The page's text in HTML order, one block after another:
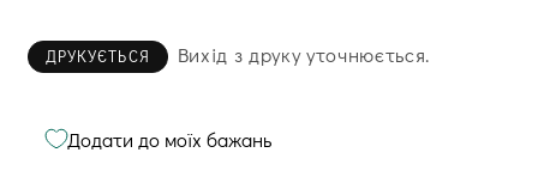
ДРУКУЄТЬСЯ Вихід з друку уточнюється.
Додати до моїх бажань